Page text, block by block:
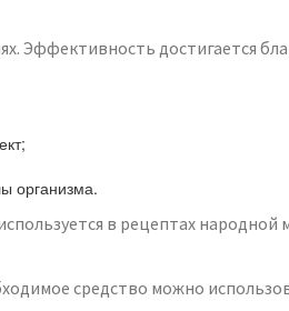
Эффективность достигается
организма.
в рецептах
средство можно